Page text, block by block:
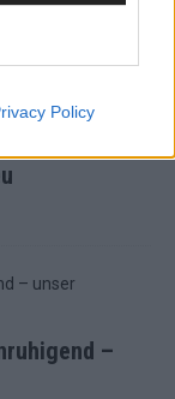
Policy
–